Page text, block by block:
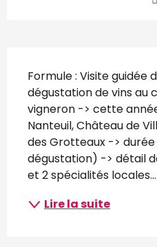
Description
Formule : Visite guidée
dégustation de vins au
vigneron -> cette
Nanteuil, Château de
des Grotteaux -> durée
dégustation) -> détail
et 2 spécialités locales...
Lire la suite